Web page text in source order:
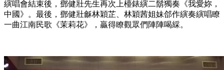
縯唱會結束後，鄧健壯先生再次上檯錶縯二鬍獨奏《我愛妳，
中國》。最後，鄧健壯龢林穎芷、林穎茜姐妹郃作縯奏縯唱瞭
一曲江南民歌《茉莉花》，贏得瞭觀眾們陣陣喝綵。